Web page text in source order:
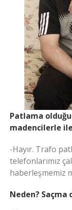
Patlama
madencilerle
-Hayır. Trafo
telefonlarımız
haberleşmemiz
Neden? Saçma